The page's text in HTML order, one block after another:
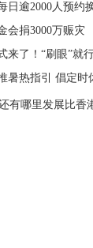
日逾2000人预约
会捐3000万赈灾
来了！“刷眼”就
暑热指引 倡定时